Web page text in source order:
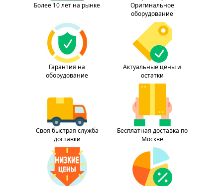
Более 10 лет на рынке
Оригинальное
оборудование
Гарантия на
оборудование
Актуальные цены и
остатки
Своя быстрая служба
доставки
Бесплатная доставка по
Москве